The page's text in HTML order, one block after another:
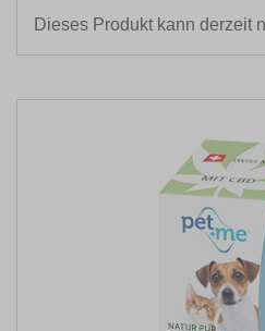
Dieses Produkt kann derzeit